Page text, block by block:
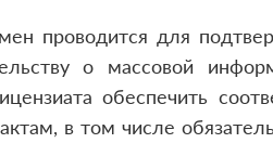
проводится для
о массовой
обеспечить
в том числе